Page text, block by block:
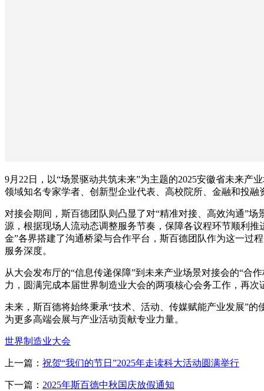
9月22日，以“场景驱动共筑未来”为主题的2025安徽省未来产
领域知名专家学者、创新型企业代表、高校院所、金融和投
对接会期间，斯百德团队则凸显了对“精准对接、高效沟通”
源，根据现场人流动态调整服务节奏，保障各议程环节顺利
金”各界搭建了沟通桥梁与合作平台，斯百德团队作为这一过
服务深度。
从大会发布厅的“信息传递保障”到未来产业场景对接会的“合
力，圆满完成本届世界制造业大会的两项核心会务工作，再
未来，斯百德将始终秉承“技术、活动、传媒赋能产业发展”
为更多高端会展与产业活动贡献专业力量。
世界制造业大会
上一篇： 祝贺“我们的节日”2025年走读科大活动圆满举行
下一篇： 2025年斯百德中秋国庆放假通知